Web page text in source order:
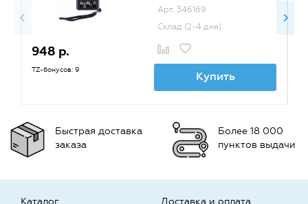
Арт. 346169
Склад (2-4 дня)
948 р.
TZ-бонусов: 9 Купить
Быстрая доставка
заказа
Более 18 000
пунктов выдачи